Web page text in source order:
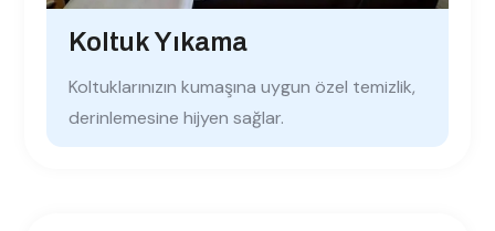
Koltuk Yıkama
Koltuklarınızın kumaşına uygun özel temizlik,
derinlemesine hijyen sağlar.